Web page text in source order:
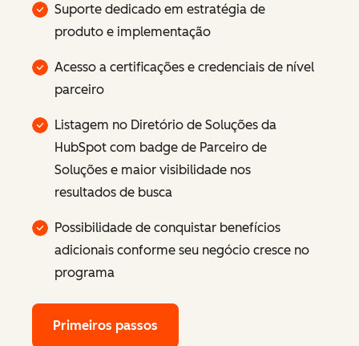
Suporte dedicado em estratégia de
produto e implementação
Acesso a certificações e credenciais de nível
parceiro
Listagem no Diretório de Soluções da
HubSpot com badge de Parceiro de
Soluções e maior visibilidade nos
resultados de busca
Possibilidade de conquistar benefícios
adicionais conforme seu negócio cresce no
programa
Primeiros passos